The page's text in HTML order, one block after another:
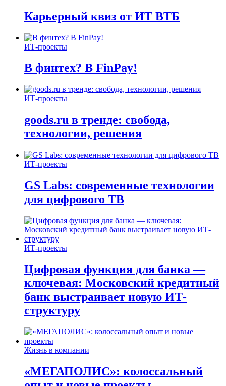
Карьерный квиз от ИТ ВТБ
ИТ-проекты
В финтех? В FinPay!
ИТ-проекты
goods.ru в тренде: свобода,
технологии, решения
ИТ-проекты
GS Labs: современные технологии
для цифрового ТВ
ИТ-проекты
Цифровая функция для банка —
ключевая: Московский кредитный
банк выстраивает новую ИТ-
структуру
Жизнь в компании
«МЕГАПОЛИС»: колоссальный